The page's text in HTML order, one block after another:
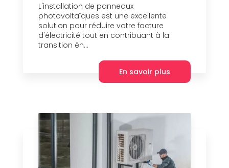
L'installation de panneaux
photovoltaïques est une excellente
solution pour réduire votre facture
d'électricité tout en contribuant à la
transition én...
En savoir plus